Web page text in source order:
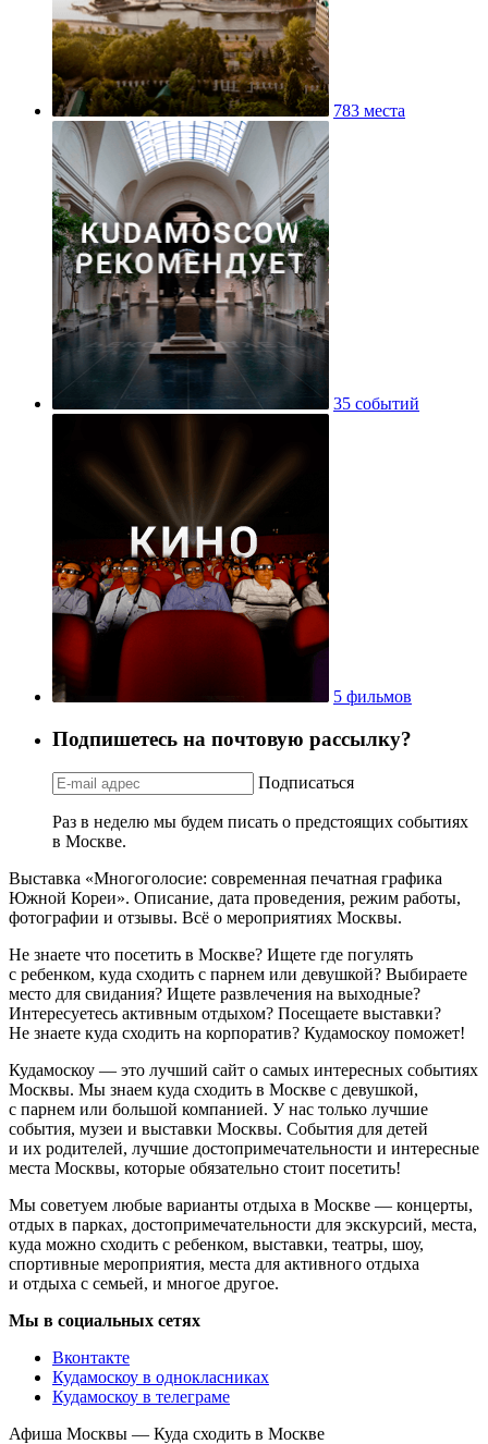
783 места
35 событий
5 фильмов
Подпишетесь на почтовую рассылку?
Подписаться
Раз в неделю мы будем писать о предстоящих событиях
в Москве.
Выставка «Многоголосие: современная печатная графика
Южной Кореи». Описание, дата проведения, режим работы,
фотографии и отзывы. Всё о мероприятиях Москвы.
Не знаете что посетить в Москве? Ищете где погулять
с ребенком, куда сходить с парнем или девушкой? Выбираете
место для свидания? Ищете развлечения на выходные?
Интересуетесь активным отдыхом? Посещаете выставки?
Не знаете куда сходить на корпоратив? Кудамоскоу поможет!
Кудамоскоу — это лучший сайт о самых интересных событиях
Москвы. Мы знаем куда сходить в Москве с девушкой,
с парнем или большой компанией. У нас только лучшие
события, музеи и выставки Москвы. События для детей
и их родителей, лучшие достопримечательности и интересные
места Москвы, которые обязательно стоит посетить!
Мы советуем любые варианты отдыха в Москве — концерты,
отдых в парках, достопримечательности для экскурсий, места,
куда можно сходить с ребенком, выставки, театры, шоу,
спортивные мероприятия, места для активного отдыха
и отдыха с семьей, и многое другое.
Мы в социальных сетях
Вконтакте
Кудамоскоу в однокласниках
Кудамоскоу в телеграме
Афиша Москвы — Куда сходить в Москве